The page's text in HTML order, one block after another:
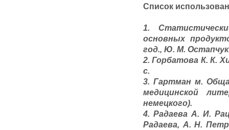
Список
1.
основных
год., Ю. М. Остапчук.
2. Горбатова К. К.
с.
3. Гартман м.
медицинской
немецкого).
4. Радаева А. И.
Радаева, А. Н.